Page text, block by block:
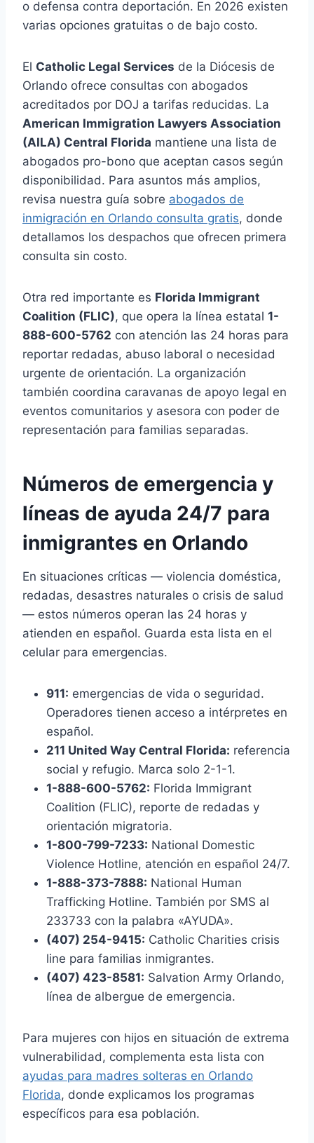
o defensa contra deportación. En 2026 existen
varias opciones gratuitas o de bajo costo.
El Catholic Legal Services de la Diócesis de
Orlando ofrece consultas con abogados
acreditados por DOJ a tarifas reducidas. La
American Immigration Lawyers Association
(AILA) Central Florida mantiene una lista de
abogados pro-bono que aceptan casos según
disponibilidad. Para asuntos más amplios,
revisa nuestra guía sobre abogados de
inmigración en Orlando consulta gratis, donde
detallamos los despachos que ofrecen primera
consulta sin costo.
Otra red importante es Florida Immigrant
Coalition (FLIC), que opera la línea estatal 1-
888-600-5762 con atención las 24 horas para
reportar redadas, abuso laboral o necesidad
urgente de orientación. La organización
también coordina caravanas de apoyo legal en
eventos comunitarios y asesora con poder de
representación para familias separadas.
Números de emergencia y
líneas de ayuda 24/7 para
inmigrantes en Orlando
En situaciones críticas — violencia doméstica,
redadas, desastres naturales o crisis de salud
— estos números operan las 24 horas y
atienden en español. Guarda esta lista en el
celular para emergencias.
911: emergencias de vida o seguridad.
Operadores tienen acceso a intérpretes en
español.
211 United Way Central Florida: referencia
social y refugio. Marca solo 2-1-1.
1-888-600-5762: Florida Immigrant
Coalition (FLIC), reporte de redadas y
orientación migratoria.
1-800-799-7233: National Domestic
Violence Hotline, atención en español 24/7.
1-888-373-7888: National Human
Trafficking Hotline. También por SMS al
233733 con la palabra «AYUDA».
(407) 254-9415: Catholic Charities crisis
line para familias inmigrantes.
(407) 423-8581: Salvation Army Orlando,
línea de albergue de emergencia.
Para mujeres con hijos en situación de extrema
vulnerabilidad, complementa esta lista con
ayudas para madres solteras en Orlando
Florida, donde explicamos los programas
específicos para esa población.